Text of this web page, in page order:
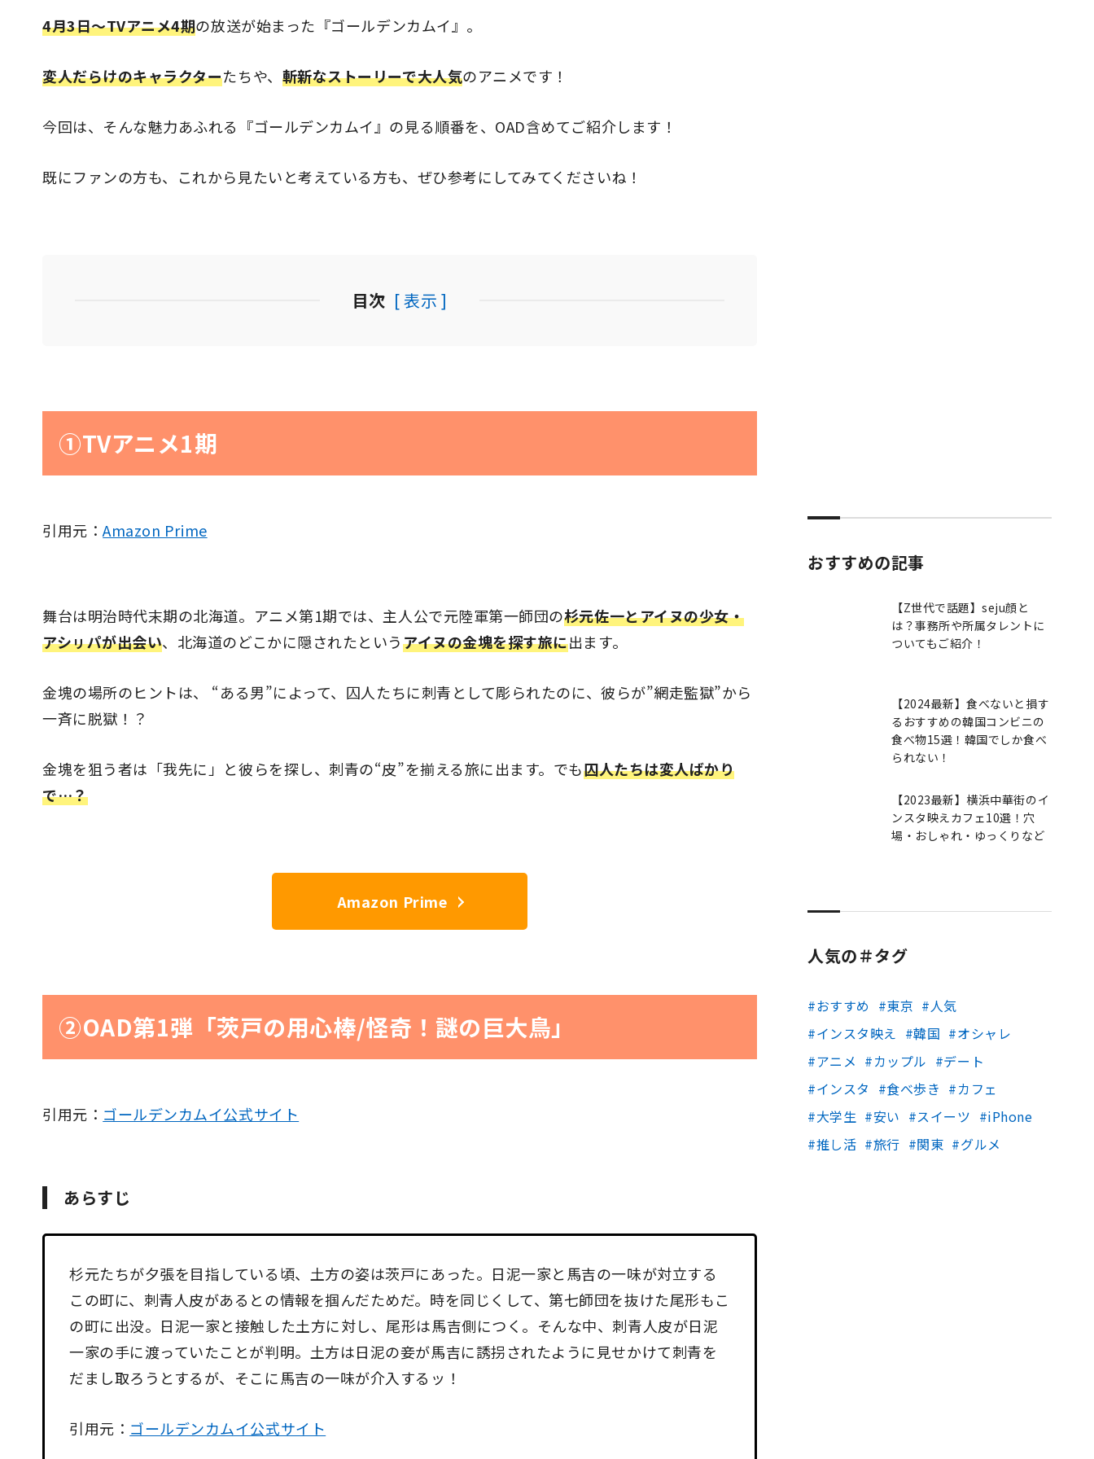
4月3日〜TVアニメ4期の放送が始まった『ゴールデンカムイ』。
変人だらけのキャラクターたちや、 斬新なストーリーで大人気のアニメです！
今回は、そんな魅力あふれる『ゴールデンカムイ』の見る順番を、OAD含めてご紹介します！
既にファンの方も、これから見たいと考えている方も、ぜひ参考にしてみてくださいね！
目次 [ 表示 ]
①TVアニメ1期
引用元：Amazon Prime
舞台は明治時代末期の北海道。アニメ第1期では、主人公で元陸軍第一師団の杉元佐一とアイヌの少女・
アシㇼパが出会い、北海道のどこかに隠されたというアイヌの金塊を探す旅に出ます。
金塊の場所のヒントは、 “ある男”によって、囚人たちに刺青として彫られたのに、彼らが”網走監獄”から
一斉に脱獄！？
金塊を狙う者は「我先に」と彼らを探し、刺青の“皮”を揃える旅に出ます。でも囚人たちは変人ばかり
で…？
Amazon Prime
②OAD第1弾「茨戸の用心棒/怪奇！謎の巨大鳥」
引用元： ゴールデンカムイ公式サイト
あらすじ
杉元たちが夕張を目指している頃、土方の姿は茨戸にあった。日泥一家と馬吉の一味が対立する
この町に、刺青人皮があるとの情報を掴んだためだ。時を同じくして、第七師団を抜けた尾形もこ
の町に出没。日泥一家と接触した土方に対し、尾形は馬吉側につく。そんな中、刺青人皮が日泥
一家の手に渡っていたことが判明。土方は日泥の妾が馬吉に誘拐されたように見せかけて刺青を
だまし取ろうとするが、そこに馬吉の一味が介入するッ！
引用元： ゴールデンカムイ公式サイト
おすすめの記事
【Z世代で話題】seju顔と
は？事務所や所属タレントに
ついてもご紹介！
【2024最新】食べないと損す
るおすすめの韓国コンビニの
食べ物15選！韓国でしか食べ
られない！
【2023最新】横浜中華街のイ
ンスタ映えカフェ10選！穴
場・おしゃれ・ゆっくりなど
人気の＃タグ
おすすめ 東京
人気
インスタ映え
韓国
オシャレ
アニメ
カップル
デート
インスタ
食べ歩き
カフェ
大学生
安い スイーツ
iPhone
推し活
旅行 関東 グルメ